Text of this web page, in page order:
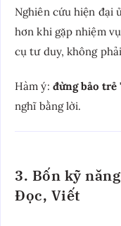
Nghiên cứu hiện đại
hơn khi gặp nhiệm
cụ tư duy, không
Hàm ý: đừng bảo
nghĩ bằng lời.
3. Bốn kỹ
Đọc, Viết